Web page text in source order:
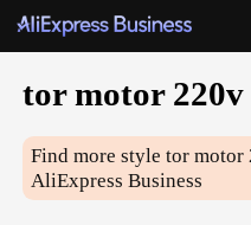
tor motor 220v
Find more styletor motor
AliExpress Business